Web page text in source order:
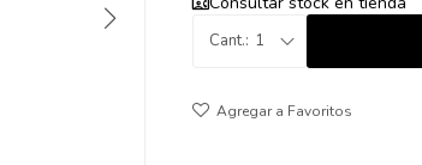
1
095900371
095900382
094499894